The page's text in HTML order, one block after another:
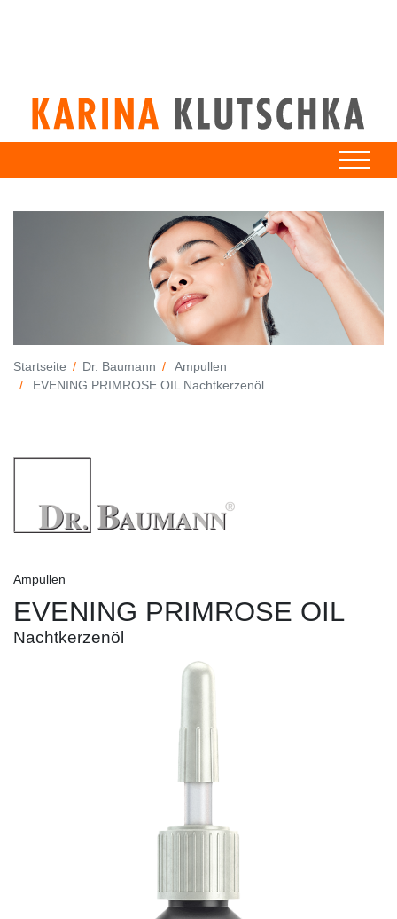
Startseite Dr. Baumann
Ampullen
EVENING PRIMROSE OIL Nachtkerzenöl
Ampullen
EVENING PRIMROSE OIL
Nachtkerzenöl